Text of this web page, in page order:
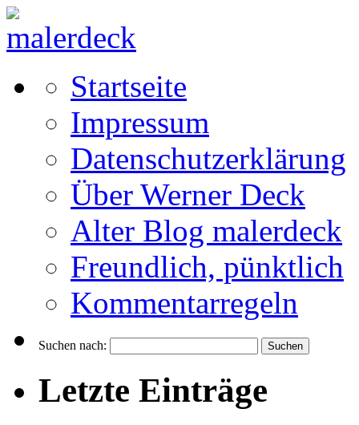
Startseite
Impressum
Datenschutzerklärung
Über Werner Deck
Alter Blog malerdeck
Freundlich, pünktlich
Kommentarregeln
Suchen nach:
Letzte Einträge